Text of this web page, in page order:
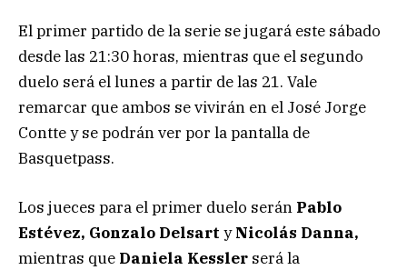
El primer partido de la serie se jugará este sábado
desde las 21:30 horas, mientras que el segundo
duelo será el lunes a partir de las 21. Vale
remarcar que ambos se vivirán en el José Jorge
Contte y se podrán ver por la pantalla de
Basquetpass.
Los jueces para el primer duelo serán Pablo
Estévez, Gonzalo Delsart yNicolás Danna,
mientras que Daniela Kessler será la